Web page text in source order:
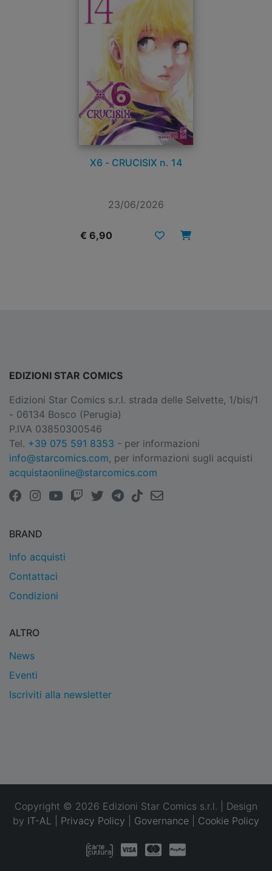
X6 - CRUCISIX n. 14
23/06/2026
€ 6,90
EDIZIONI STAR COMICS
Edizioni Star Comics s.r.l. strada delle Selvette, 1/bis/1
- 06134 Bosco (Perugia)
P.IVA 03850300546
Tel. +39 075 591 8353 - per informazioni
info@starcomics.com, per informazioni sugli acquisti
acquistaonline@starcomics.com
BRAND
Info acquisti
Contattaci
Condizioni
ALTRO
News
Eventi
Iscriviti alla newsletter
Copyright © 2026 Edizioni Star Comics s.r.l. | Design
by IT-AL Privacy Policy Governance Cookie Policy